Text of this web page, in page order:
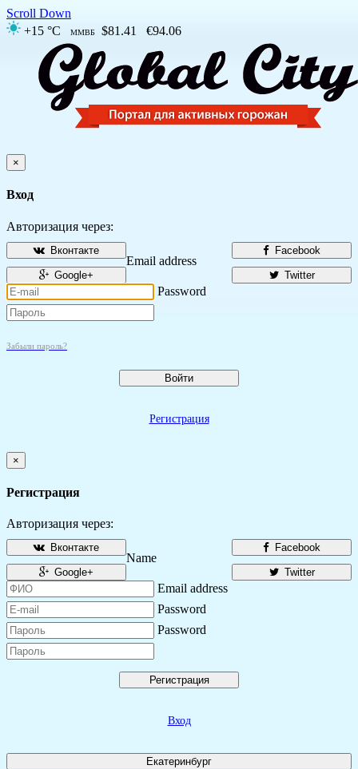
Scroll Down
+15 °C
ММВБ $81.41 €94.06
×
Вход
Авторизация через:
Facebook
Вконтакте
Twitter
Google+
Email address
Password
Забыли пароль?
Войти
Регистрация
×
Регистрация
Авторизация через:
Facebook
Вконтакте
Twitter
Google+
Name
Email address
Password
Password
Регистрация
Вход
Екатеринбург